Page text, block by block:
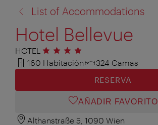
a:
List of Accommodations
Hotel Bellevue
HOTEL 4 estrellas
160 Habitación
324 Camas
RESERVA
AÑADIR FAVORITO
Althanstraße 5, 1090 Wien